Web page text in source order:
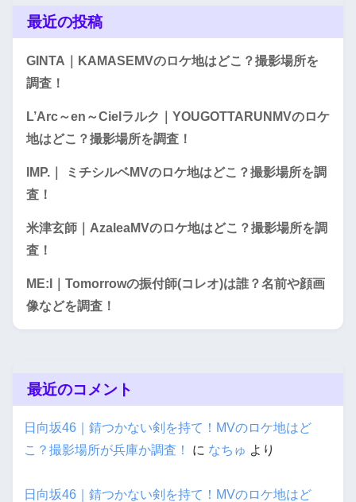
最近の投稿
GINTA｜KAMASEMVのロケ地はどこ？撮影場所を
調査！
L’Arc～en～Cielラルク｜YOUGOTTARUNMVのロケ
地はどこ？撮影場所を調査！
IMP.｜ ミチシルベMVのロケ地はどこ？撮影場所を調
査！
米津玄師｜AzaleaMVのロケ地はどこ？撮影場所を調
査！
ME:I｜Tomorrowの振付師(コレオ)は誰？名前や顔画
像などを調査！
最近のコメント
日向坂46｜錆つかない剣を持て！MVのロケ地はど
こ？撮影場所が兵庫か調査！
に なちゅ より
日向坂46｜錆つかない剣を持て！MVのロケ地はど